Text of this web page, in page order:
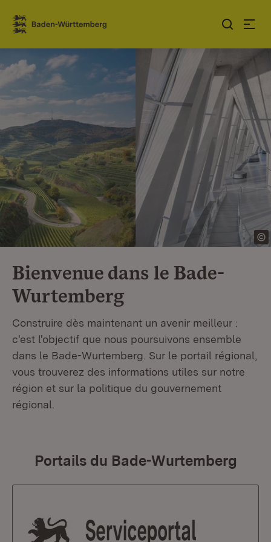
Sauter au contenu
Link zur Startseite
Bienvenue dans le Bade-
Wurtemberg
Construire dès maintenant un avenir meilleur :
c'est l'objectif que nous poursuivons ensemble
dans le Bade-Wurtemberg. Sur le portail régional,
vous trouverez des informations utiles sur notre
région et sur la politique du gouvernement
régional.
Portails du Bade-Wurtemberg